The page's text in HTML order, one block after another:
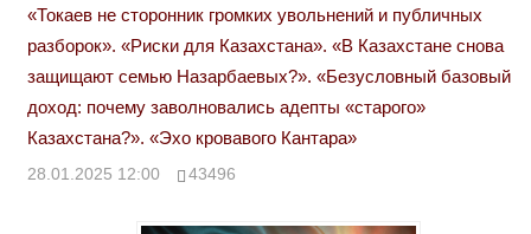
«Токаев не сторонник громких увольнений и публичных
разборок». «Риски для Казахстана». «В Казахстане снова
защищают семью Назарбаевых?». «Безусловный базовый
доход: почему заволновались адепты «старого»
Казахстана?». «Эхо кровавого Кантара»
28.01.2025 12:00 43496